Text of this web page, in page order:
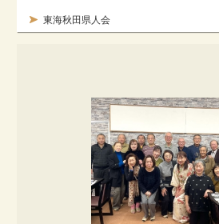
東海秋田県人会